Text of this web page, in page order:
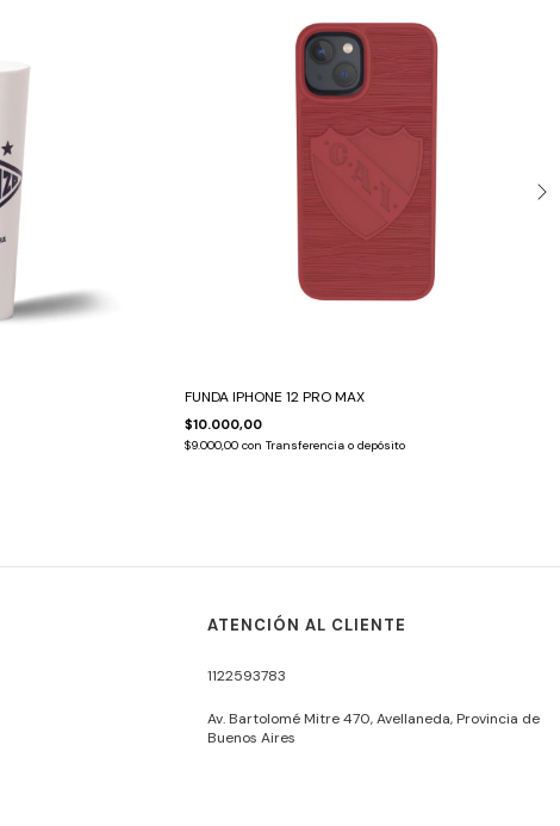
FUNDA IPHONE 12 PRO MAX
$10.000,00
$9.000,00con Transferencia o depósito
ATENCIÓN AL CLIENTE
1122593783
Av. Bartolomé Mitre 470, Avellaneda, Provincia de
Buenos Aires